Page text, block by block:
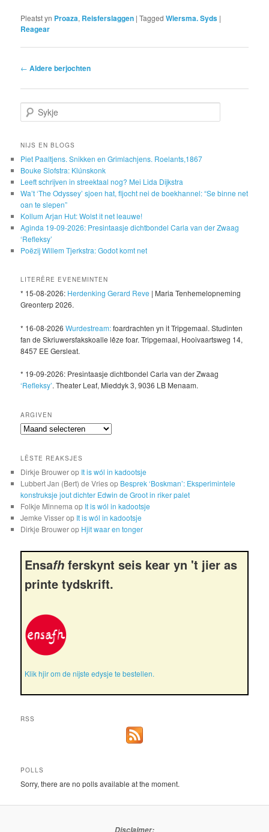
Pleatst yn Proaza, Reisferslaggen |Tagged Wiersma. Syds |
Reagear
Post navigation
← Aldere berjochten
Sykje
NIJS EN BLOGS
Piet Paaltjens. Snikken en Grimlachjens. Roelants,1867
Bouke Slofstra: Klúnskonk
Leeft schrijven in streektaal nog? Mei Lida Dijkstra
Wa’t ‘The Odyssey’ sjoen hat, fljocht nei de boekhannel: “Se binne net
oan te slepen”
Kollum Arjan Hut: Wolst it net leauwe!
Aginda 19-09-2026: Presintaasje dichtbondel Carla van der Zwaag
‘Refleksy’
Poëzij Willem Tjerkstra: Godot komt net
LITERÊRE EVENEMINTEN
* 15-08-2026: Herdenking Gerard Reve | Maria Tenhemelopneming
Greonterp 2026.
* 16-08-2026Wurdestream:foardrachten yn it Tripgemaal. Studinten
fan de Skriuwersfakskoalle lêze foar. Tripgemaal, Hooivaartsweg 14,
8457 EE Gersleat.
* 19-09-2026: Presintaasje dichtbondel Carla van der Zwaag
‘Refleksy’. Theater Leaf, Mieddyk 3, 9036 LB Menaam.
ARGIVEN
Argiven
LÊSTE REAKSJES
Dirkje Brouwerop It is wól in kadootsje
Lubbert Jan (Bert) de Vriesop Besprek ‘Boskman’: Eksperimintele
konstruksje jout dichter Edwin de Groot in riker palet
Folkje Minnema op It is wól in kadootsje
Jemke Visserop It is wól in kadootsje
Dirkje Brouwerop Hjit waar en tonger
Ensafh ferskynt seis kear yn 't jier as
printe tydskrift.
Klik hjir om de nijste edysje te bestellen.
RSS
POLLS
Sorry, there are no polls available at the moment.
Disclaimer: